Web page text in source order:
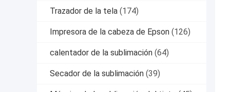
Trazador de la tela (174)
Impresora de la cabeza de Epson (126)
calentador de la sublimación (64)
Secador de la sublimación (39)